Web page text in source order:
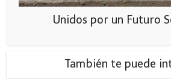
Unidos por un Futuro
También te puede